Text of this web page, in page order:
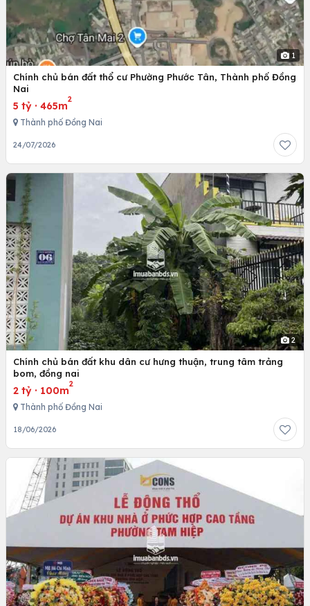
1
Chính chủ bán đất thổ cư Phường Phước Tân, Thành phố Đồng
Nai
5 tỷ · 465m
2
Thành phố Đồng Nai
24/07/2026
2
Chính chủ bán đất khu dân cư hưng thuận, trung tâm trảng
bom, đồng nai
2 tỷ · 100m
2
Thành phố Đồng Nai
18/06/2026